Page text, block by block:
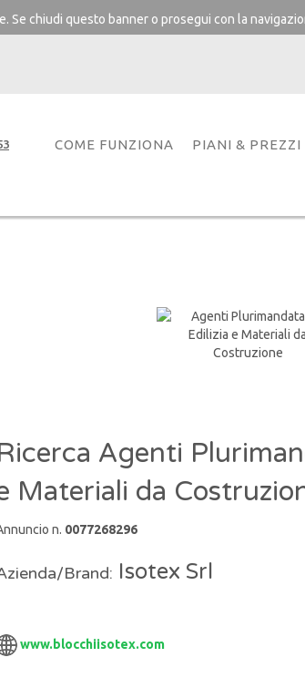
chiudi questo banner o prosegui con la
COME FUNZIONA PIANI & PREZZI
Agenti
Materiali da
n. 0077268296
Brand: Isotex Srl
www.blocchiisotex.com